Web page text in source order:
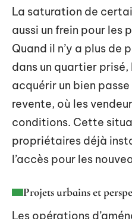
La saturation de
aussi un frein pour les
Quand il n’y a plus de
dans un quartier prisé,
acquérir un bien
revente, où les
conditions. Cette
propriétaires déjà
l’accès pour les
Projets urbains et
Les opérations